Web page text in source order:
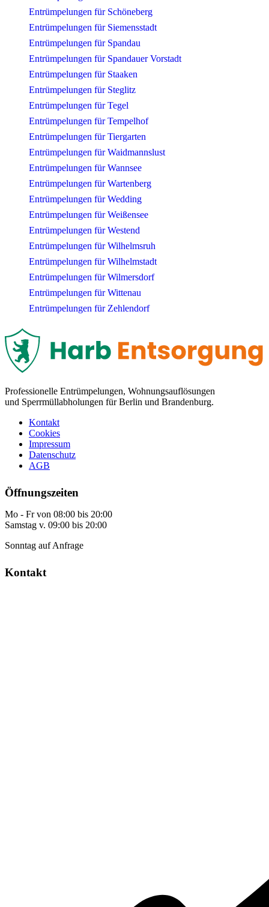
Entrümpelungen für Schöneberg
Entrümpelungen für Siemensstadt
Entrümpelungen für Spandau
Entrümpelungen für Spandauer Vorstadt
Entrümpelungen für Staaken
Entrümpelungen für Steglitz
Entrümpelungen für Tegel
Entrümpelungen für Tempelhof
Entrümpelungen für Tiergarten
Entrümpelungen für Waidmannslust
Entrümpelungen für Wannsee
Entrümpelungen für Wartenberg
Entrümpelungen für Wedding
Entrümpelungen für Weißensee
Entrümpelungen für Westend
Entrümpelungen für Wilhelmsruh
Entrümpelungen für Wilhelmstadt
Entrümpelungen für Wilmersdorf
Entrümpelungen für Wittenau
Entrümpelungen für Zehlendorf
Professionelle Entrümpelungen, Wohnungsauflösungen
und Sperrmüllabholungen für Berlin und Brandenburg.
Kontakt
Cookies
Impressum
Datenschutz
AGB
Öffnungszeiten
Mo - Fr von 08:00 bis 20:00
Samstag v. 09:00 bis 20:00
Sonntag auf Anfrage
Kontakt